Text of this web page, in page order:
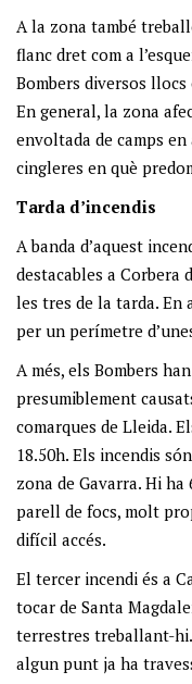
A la zona també
flanc dret com a
Bombers diversos
En general, la zona
envoltada de camps
cingleres en què
Tarda d’incendis
A banda d’aquest
destacables a Corbera
les tres de la tarda. En
per un perímetre
A més, els Bombers
presumiblement
comarques de Lleida.
18.50h. Els incendis
zona de Gavarra. Hi
parell de focs, molt
difícil accés.
El tercer incendi és a
tocar de Santa
terrestres treballant-hi.
algun punt ja ha